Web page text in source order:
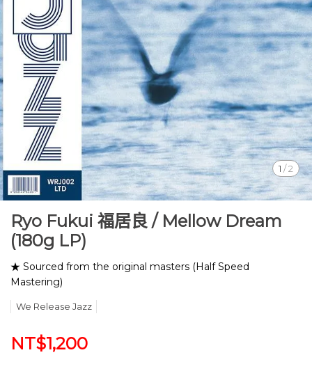
1 /2
Ryo Fukui 福居良 / Mellow Dream
(180g LP)
★ Sourced from the original masters (Half Speed
Mastering)
We Release Jazz
NT$1,200